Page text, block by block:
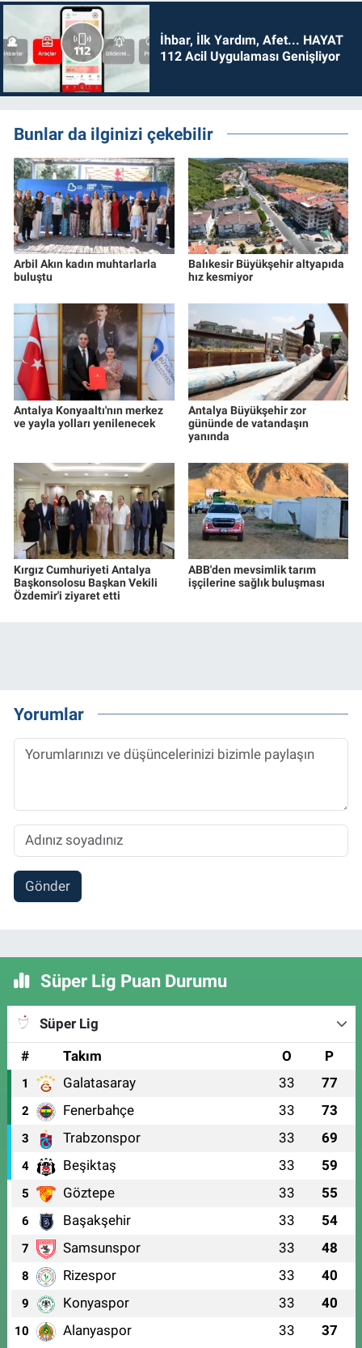
İhbar, İlk Yardım, Afet... HAYAT
112 Acil Uygulaması Genişliyor
Bunlar da ilginizi çekebilir
Arbil Akın kadın muhtarlarla
buluştu
Balıkesir Büyükşehir altyapıda
hız kesmiyor
Antalya Konyaaltı'nın merkez
ve yayla yolları yenilenecek
Antalya Büyükşehir zor
gününde de vatandaşın
yanında
Kırgız Cumhuriyeti Antalya
Başkonsolosu Başkan Vekili
Özdemir'i ziyaret etti
ABB'den mevsimlik tarım
işçilerine sağlık buluşması
Yorumlar
Gönder
Süper Lig Puan Durumu
Süper Lig
#
Takım O P
1 Galatasaray 33 77
2 Fenerbahçe 33 73
3 Trabzonspor 33 69
4 Beşiktaş 33 59
5 Göztepe 33 55
6 Başakşehir 33 54
7 Samsunspor 33 48
8 Rizespor 33 40
9 Konyaspor 33 40
10 Alanyaspor 33 37